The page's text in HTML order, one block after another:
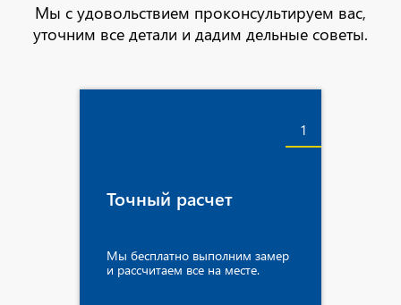
Мы с удовольствием проконсультируем вас,
уточним все детали и дадим дельные советы.
1
Точный расчет
Мы бесплатно выполним замер
и рассчитаем все на месте.